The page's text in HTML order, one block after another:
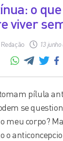
o
viver
Redação 13
pílula
se
meu corpo?
o